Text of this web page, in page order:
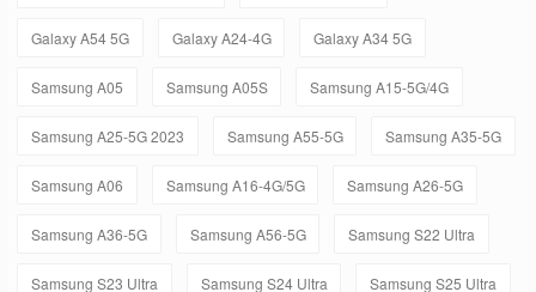
Galaxy A54 5G Galaxy A24-4G Galaxy A34 5G
Samsung A05 Samsung A05S Samsung A15-5G/4G
Samsung A25-5G 2023 Samsung A55-5G Samsung A35-5G
Samsung A06 Samsung A16-4G/5G Samsung A26-5G
Samsung A36-5G Samsung A56-5G Samsung S22 Ultra
Samsung S23 Ultra Samsung S24 Ultra Samsung S25 Ultra